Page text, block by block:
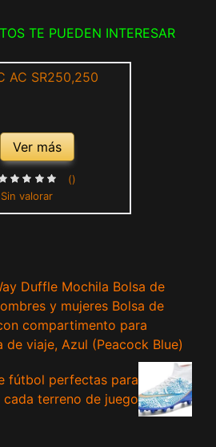
TE PUEDEN INTERESAR
Ver más
Sin valorar
()
Duffle Mochila Bolsa de
y mujeres Bolsa de
compartimento para
de viaje, Azul (Peacock Blue)
fútbol perfectas para
cada terreno de juego